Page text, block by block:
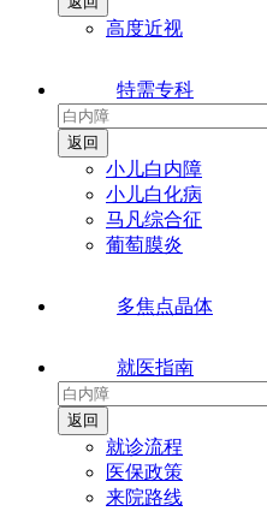
高度近视
特需专科
小儿白内障
小儿白化病
马凡综合征
葡萄膜炎
多焦点晶体
就医指南
就诊流程
医保政策
来院路线